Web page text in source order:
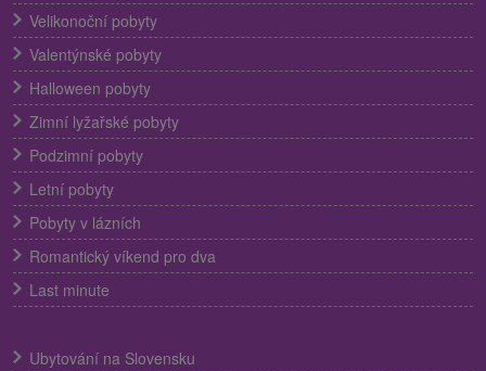
Velikonoční pobyty
Valentýnské pobyty
Halloween pobyty
Zimní lyžařské pobyty
Podzimní pobyty
Letní pobyty
Pobyty v lázních
Romantický víkend pro dva
Last minute
Ubytování na Slovensku